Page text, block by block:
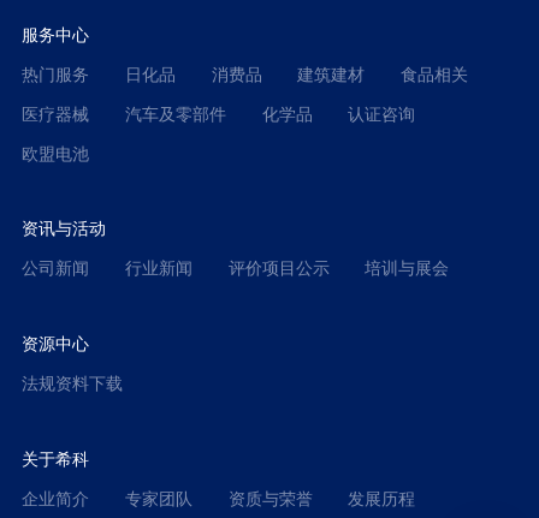
服务中心
热门服务
日化品 消费品 建筑建材
食品相关
医疗器械
汽车及零部件 化学品
认证咨询
欧盟电池
资讯与活动
公司新闻
行业新闻 评价项目公示 培训与展会
资源中心
法规资料下载
关于希科
企业简介
专家团队 资质与荣誉 发展历程